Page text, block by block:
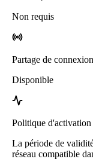
Non requis
Partage de
Disponible
Politique d'activation
La période de
réseau compatible